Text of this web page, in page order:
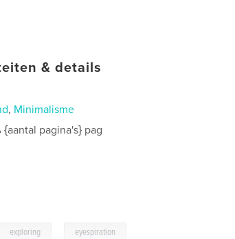
& details
, Minimalisme
pagina's} pag
exploring eyespiration